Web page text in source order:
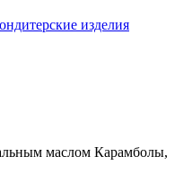
изделия
маслом Карамболы,